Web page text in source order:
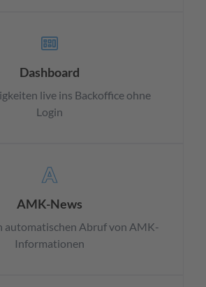
Dashboard
live ins Backoffice ohne
Login
AMK-News
automatischen Abruf von AMK-
Informationen